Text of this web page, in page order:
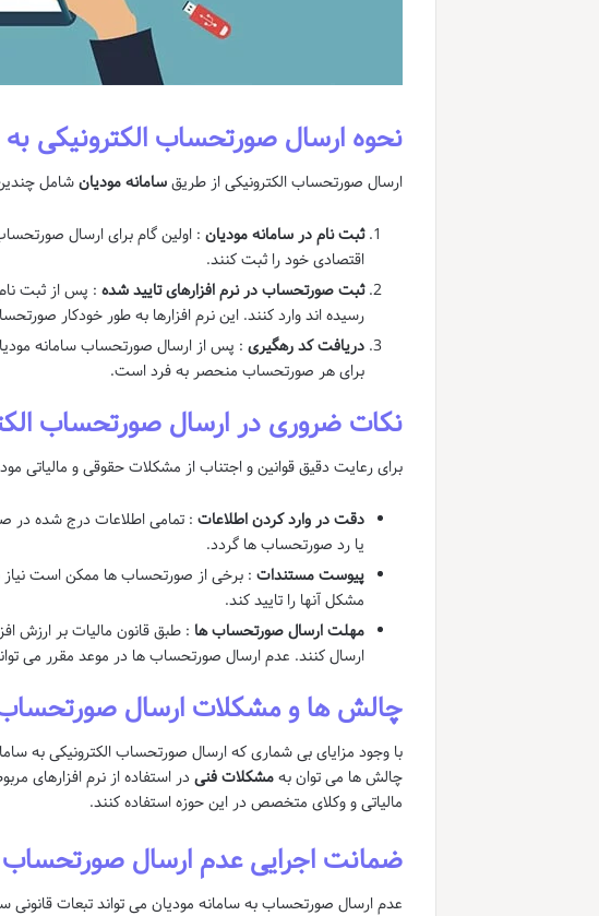
نحوه ارسال صورتحساب الکترونیکی به
ارسال صورتحساب الکترونیکی از طریقسامانه مودیانشامل
ثبت نام در سامانه مودیان : اولین گام برای ارسال
اقتصادی خود را ثبت کنند.
ثبت صورتحساب در نرم افزارهای تایید شده : پس از ثبت نام
رسیده اند وارد کنند. این نرم افزارها به طور خودکار
دریافت کد رهگیری : پس از ارسال صورتحساب سامانه
برای هر صورتحساب منحصر به فرد است.
نکات ضروری در ارسال صورتحساب
برای رعایت دقیق قوانین و اجتناب از مشکلات حقوقی و مالیاتی
دقت در وارد کردن اطلاعات : تمامی اطلاعات درج شده در
یا رد صورتحساب ها گردد.
پیوست مستندات : برخی از صورتحساب ها ممکن است نیاز
مشکل آنها را تایید کند.
مهلت ارسال صورتحساب ها : طبق قانون مالیات بر ارزش
ارسال کنند. عدم ارسال صورتحساب ها در موعد مقرر می
چالش ها و مشکلات ارسال صورتحساب
با وجود مزایای بی شماری که ارسال صورتحساب الکترونیکی به
چالش ها می توان بهمشکلات فنی در استفاده از نرم افزارهای
مالیاتی و وکلای متخصص در این حوزه استفاده کنند.
ضمانت اجرایی عدم ارسال صورتحساب